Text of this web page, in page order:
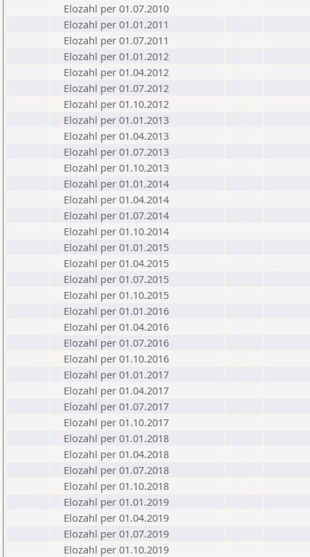
Elozahl per 01.07.2010
Elozahl per 01.01.2011
Elozahl per 01.07.2011
Elozahl per 01.01.2012
Elozahl per 01.04.2012
Elozahl per 01.07.2012
Elozahl per 01.10.2012
Elozahl per 01.01.2013
Elozahl per 01.04.2013
Elozahl per 01.07.2013
Elozahl per 01.10.2013
Elozahl per 01.01.2014
Elozahl per 01.04.2014
Elozahl per 01.07.2014
Elozahl per 01.10.2014
Elozahl per 01.01.2015
Elozahl per 01.04.2015
Elozahl per 01.07.2015
Elozahl per 01.10.2015
Elozahl per 01.01.2016
Elozahl per 01.04.2016
Elozahl per 01.07.2016
Elozahl per 01.10.2016
Elozahl per 01.01.2017
Elozahl per 01.04.2017
Elozahl per 01.07.2017
Elozahl per 01.10.2017
Elozahl per 01.01.2018
Elozahl per 01.04.2018
Elozahl per 01.07.2018
Elozahl per 01.10.2018
Elozahl per 01.01.2019
Elozahl per 01.04.2019
Elozahl per 01.07.2019
Elozahl per 01.10.2019